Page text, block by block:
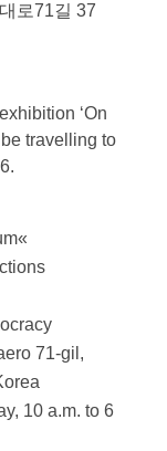
로71길 37
‘On
travelling to
71-gil,
10 a.m. to 6